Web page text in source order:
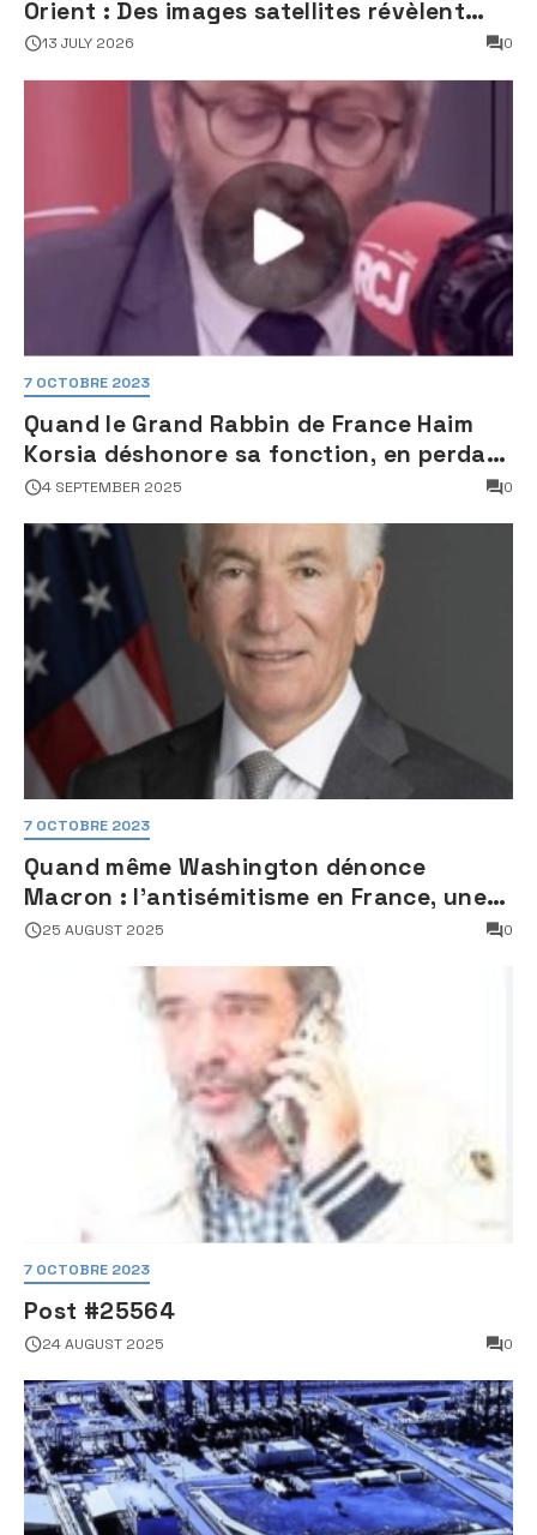
Orient : Des images satellites révèlent
une activité jugée « inquiétante » sur
13 JULY 2026 0
7 OCTOBRE 2023
Quand le Grand Rabbin de France Haim
Korsia déshonore sa fonction, en perdant
son sang froid
4 SEPTEMBER 2025 0
7 OCTOBRE 2023
Quand même Washington dénonce
Macron : l’antisémitisme en France, une
faillite d’État
25 AUGUST 2025 0
7 OCTOBRE 2023
Post #25564
24 AUGUST 2025 0